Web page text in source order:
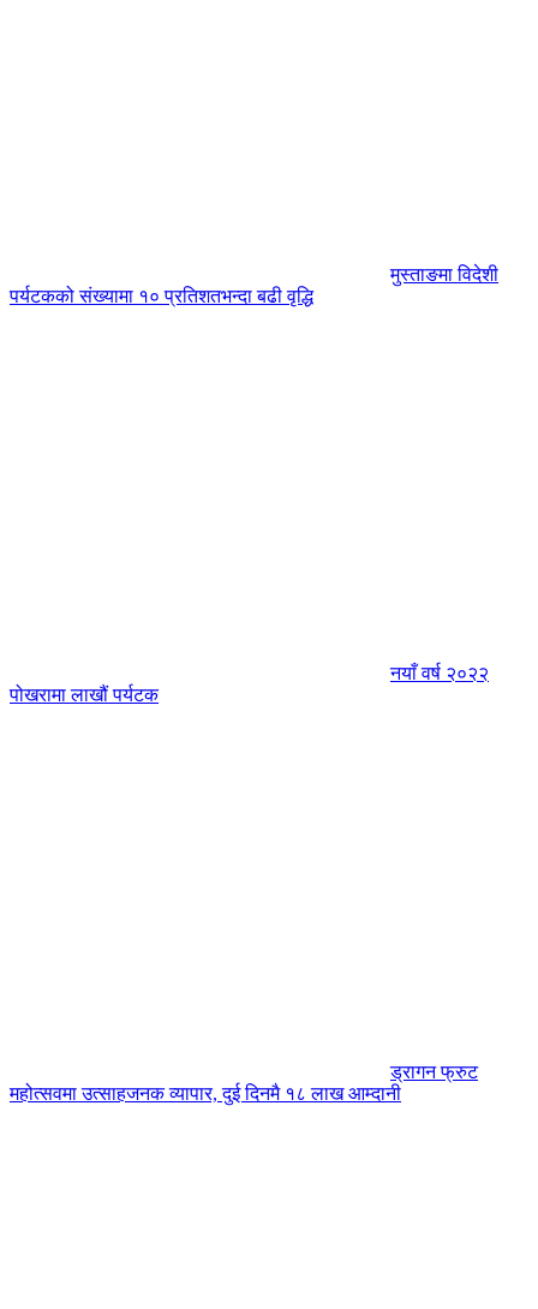
मुस्ताङमा विदेशी
पर्यटकको संख्यामा १० प्रतिशतभन्दा बढी वृद्धि
नयाँ वर्ष २०२२
पोखरामा लाखौं पर्यटक
ड्रागन फ्रुट
महोत्सवमा उत्साहजनक व्यापार, दुई दिनमै १८ लाख आम्दानी